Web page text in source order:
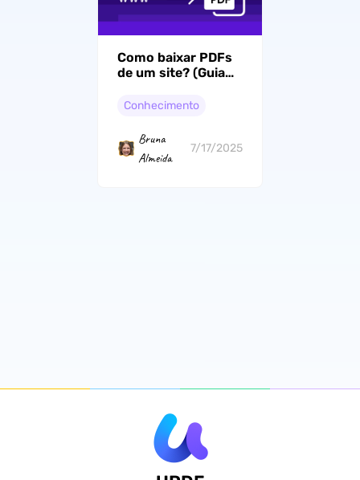
Como baixar PDFs
de um site? (Guia
Conhecimento
Bruna
Almeida
7/17/2025